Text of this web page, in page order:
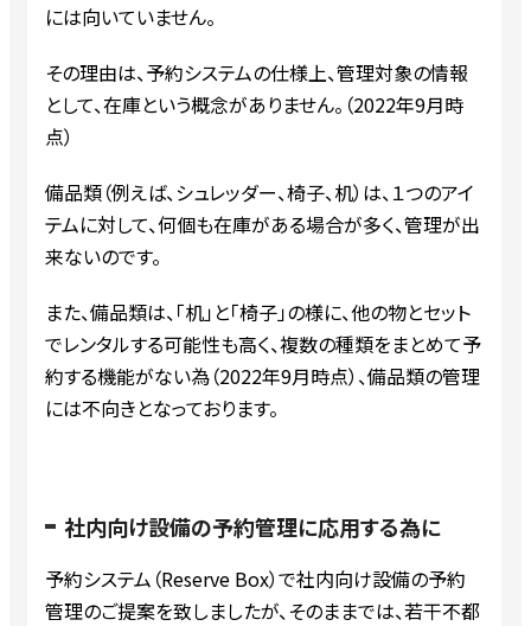
には向いていません。
その理由は、予約システムの仕様上、管理対象の情報
として、在庫という概念がありません。（2022年9月時
点）
備品類（例えば、シュレッダー、椅子、机）は、１つのアイ
テムに対して、何個も在庫がある場合が多く、管理が出
来ないのです。
また、備品類は、「机」と「椅子」の様に、他の物とセット
でレンタルする可能性も高く、複数の種類をまとめて予
約する機能がない為（2022年9月時点）、備品類の管理
には不向きとなっております。
社内向け設備の予約管理に応用する為に
予約システム（Reserve Box）で社内向け設備の予約
管理のご提案を致しましたが、そのままでは、若干不都